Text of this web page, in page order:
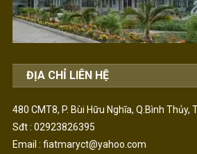
ĐỊA CHỈ LIÊN HỆ
480 CMT8, P. Bùi Hữu Nghĩa, Q.Bình Thủy,
Sđt : 02923826395
Email : fiatmaryct@yahoo.com